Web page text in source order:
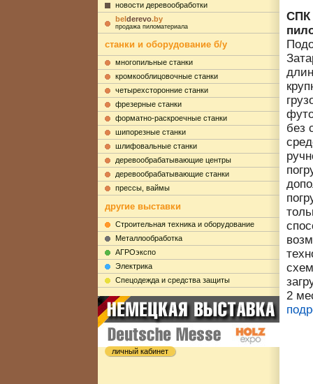
новости деревообработки
belderevo.by
продажа пиломатериала
станки и оборудование б/у
многопильные станки
кромкооблицовочные станки
четырехсторонние станки
фрезерные станки
форматно-раскроечные станки
шипорезные станки
шлифовальные станки
деревообрабатывающие центры
деревообрабатывающие станки
прессы, ваймы
другие выставки
Строительная техника и оборудование
Металлообработка
АГРОэкспо
Электрика
Cпецодежда и средства защиты
личный кабинет
СПК
без
2